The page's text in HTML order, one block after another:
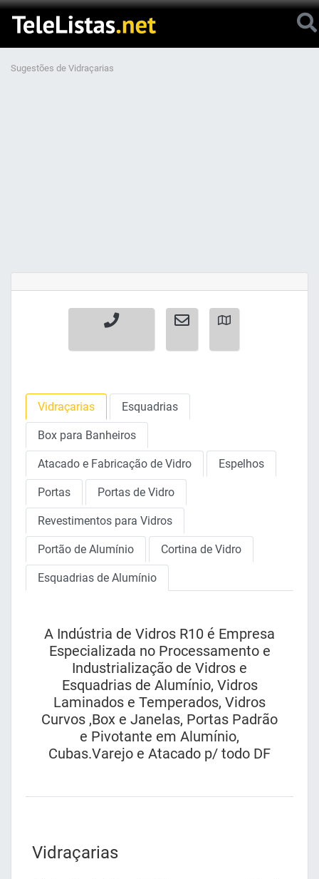
Sugestões de Vidraçarias
Vidraçarias Esquadrias
Box para Banheiros
Atacado e Fabricação de Vidro Espelhos
Portas Portas de Vidro
Revestimentos para Vidros
Portão de Alumínio Cortina de Vidro
Esquadrias de Alumínio
A Indústria de Vidros R10 é Empresa
Especializada no Processamento e
Industrialização de Vidros e
Esquadrias de Alumínio, Vidros
Laminados e Temperados, Vidros
Curvos ,Box e Janelas, Portas Padrão
e Pivotante em Alumínio,
Cubas.Varejo e Atacado p/ todo DF
Vidraçarias